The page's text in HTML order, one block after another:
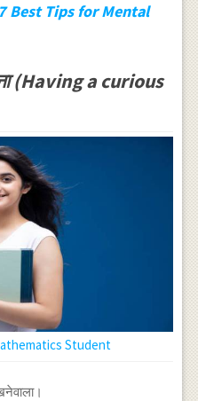
Best Tips for Mental
(Having a curious
Student